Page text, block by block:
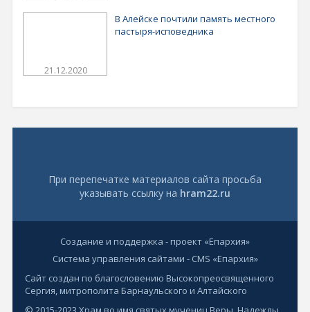
21.12.2020
В Алейске почтили память местного
пастыря-исповедника
При перепечатке материалов сайта просьба
указывать ссылку на hram22.ru
Создание и поддержка - проект «Епархия»
Система управления сайтами - CMS «Епархия»
Сайт создан по благословению Высокопреосвященного
Сергия, митрополита Барнаульского и Алтайского